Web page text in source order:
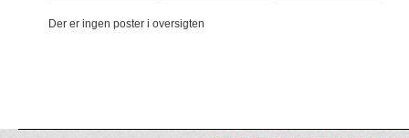
Der er ingen poster i oversigten